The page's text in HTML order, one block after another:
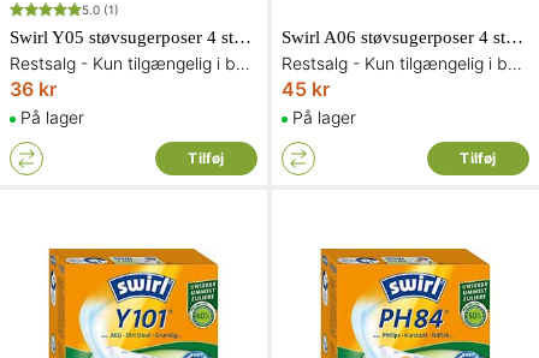
5.0 (1)
Swirl Y05 støvsugerposer 4 stk. inkl. 1 filter
Restsalg - Kun tilgængelig i begrænset antal og så længe lager haves
36 kr
På lager
Tilføj
Swirl A06 støvsugerposer 4 stk. inkl. 1 filter
Restsalg - Kun tilgængelig i begrænset antal og så længe lager haves
45 kr
På lager
Tilføj